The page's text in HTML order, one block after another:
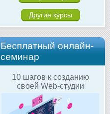
Другие курсы
Бесплатный онлайн-
семинар
10 шагов к созданию
своей Web-студии